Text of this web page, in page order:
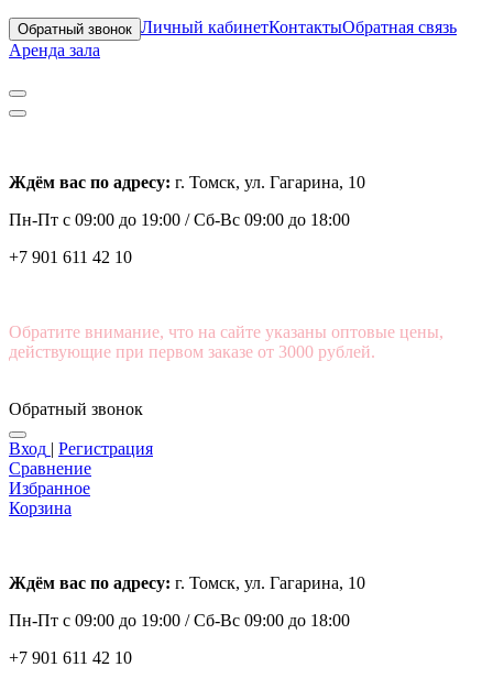
Обратный звонок Личный кабинетКонтактыОбратная связь
Аренда зала
Ждём вас по адресу: г. Томск, ул. Гагарина, 10
Пн-Пт с 09:00 до 19:00 /Сб-Вс 09:00 до 18:00
+7 901 611 42 10
Обратите внимание, что на сайте указаны оптовые цены,
действующие при первом заказе от 3000 рублей.
Обратный звонок
Вход | Регистрация
Сравнение
Избранное
Корзина
Ждём вас по адресу: г. Томск, ул. Гагарина, 10
Пн-Пт с 09:00 до 19:00 /Сб-Вс 09:00 до 18:00
+7 901 611 42 10